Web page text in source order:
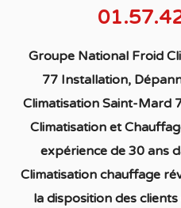
Groupe National Froid
77 Installation,
Climatisation Saint-Mard
Climatisation et
expérience de 30 ans
Climatisation chauffage
la disposition des clients